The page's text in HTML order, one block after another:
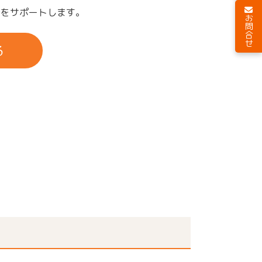
サポートします。
お問合せ